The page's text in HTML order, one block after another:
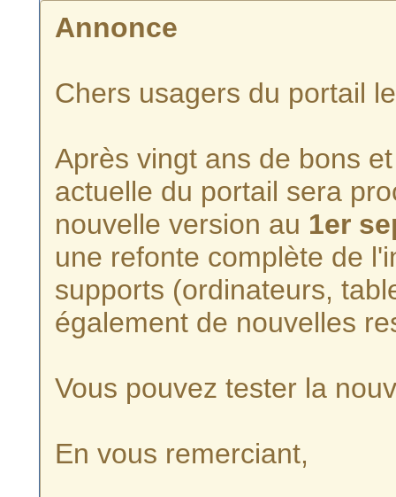
Annonce
Chers usagers du portail
Après vingt ans de bons
actuelle du portail sera
nouvelle version au 1er
une refonte complète de
supports (ordinateurs,
également de nouvelles
Vous pouvez tester la
En vous remerciant,